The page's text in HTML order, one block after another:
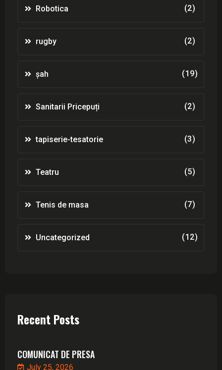
Robotica (2)
rugby (2)
șah (19)
Sanitarii Pricepuți (2)
tapiserie-tesatorie (3)
Teatru (5)
Tenis de masa (7)
Uncategorized (12)
Recent Posts
COMUNICAT DE PRESA
July 25, 2026